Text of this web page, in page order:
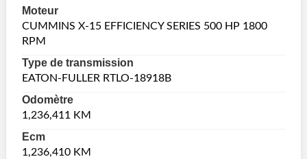
Moteur
CUMMINS X-15 EFFICIENCY SERIES 500 HP 1800
RPM
Type de transmission
EATON-FULLER RTLO-18918B
Odomètre
1,236,411 KM
Ecm
1,236,410 KM